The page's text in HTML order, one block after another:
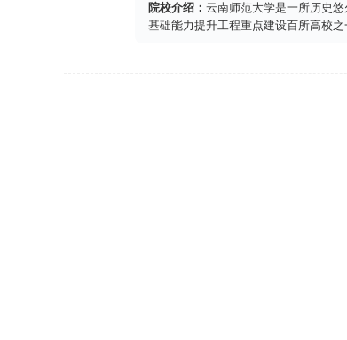
院校介绍： 云南师范大学是一所历史
基础能力提升工程重点建设百所高校